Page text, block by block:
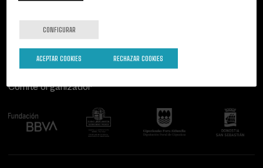
Comité organizador
CONFIGURAR
RECHAZAR COOKIES
ACEPTAR COOKIES